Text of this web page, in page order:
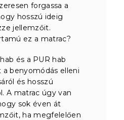
forgassa a
hosszú ideig
jellemzőit.
ez a matrac?
és a PUR hab
a benyomódás elleni
és hosszú
A matrac úgy van
sok éven át
ha megfelelően